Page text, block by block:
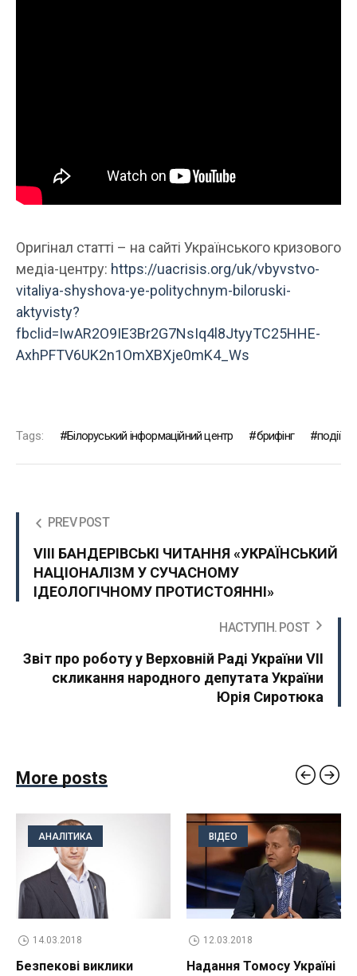
Оригінал статті – на сайті Українського кризового
медіа-центру: https://uacrisis.org/uk/vbyvstvo-
vitaliya-shyshova-ye-politychnym-biloruski-
aktyvisty?
fbclid=IwAR2O9IE3Br2G7NsIq4l8JtyyTC25HHE-
AxhPFTV6UK2n1OmXBXje0mK4_Ws
Tags: Білоруський інформаційний центр брифінг події
PREV POST
VIІІ БАНДЕРІВСЬКІ ЧИТАННЯ «УКРАЇНСЬКИЙ
НАЦІОНАЛІЗМ У СУЧАСНОМУ
ІДЕОЛОГІЧНОМУ ПРОТИСТОЯННІ»
НАСТУПН. POST
Звіт про роботу у Верховній Раді України VII
скликання народного депутата України
Юрія Сиротюка
More posts
АНАЛІТИКА
14.03.2018
Безпекові виклики
ВІДЕО
12.03.2018
Надання Томосу Україні